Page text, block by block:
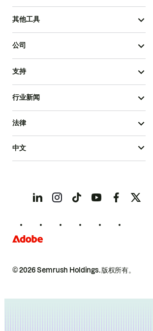
其他工具
公司
支持
行业新闻
© 2026 Semrush Holdings.版权所有。
法律
中文